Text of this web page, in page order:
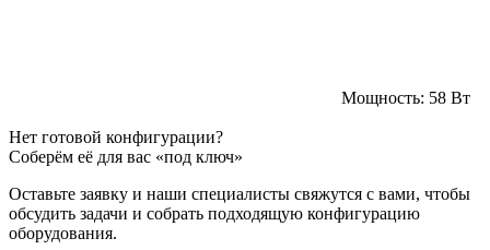
Мощность: 58 Вт
Нет готовой конфигурации?
Соберём её для вас «под ключ»
Оставьте заявку и наши специалисты свяжутся с вами, чтобы
обсудить задачи и собрать подходящую конфигурацию
оборудования.